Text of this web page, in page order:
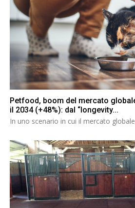
Petfood, boom del mercato
il 2034 (+48%): dal “longevity...
In uno scenario in cui il mercato